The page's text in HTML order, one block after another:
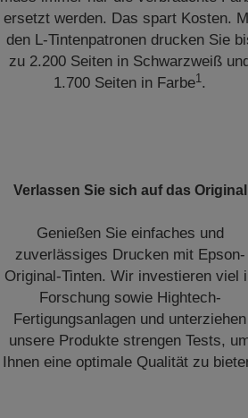
ersetzt werden. Das spart Kosten.
den L-Tintenpatronen drucken Sie
zu 2.200 Seiten in Schwarzweiß
1.700 Seiten in Farbe1 .
Verlassen Sie sich auf das Original
Genießen Sie einfaches und
zuverlässiges Drucken mit Epson-
Original-Tinten. Wir investieren viel
Forschung sowie Hightech-
Fertigungsanlagen und unterziehen
unsere Produkte strengen Tests,
Ihnen eine optimale Qualität zu